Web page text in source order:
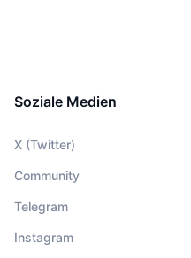
Soziale Medien
X (Twitter)
Community
Telegram
Instagram